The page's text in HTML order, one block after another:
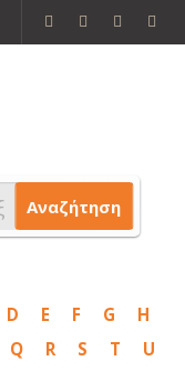
Αναζήτηση
D E F G
H
Q R S T
U